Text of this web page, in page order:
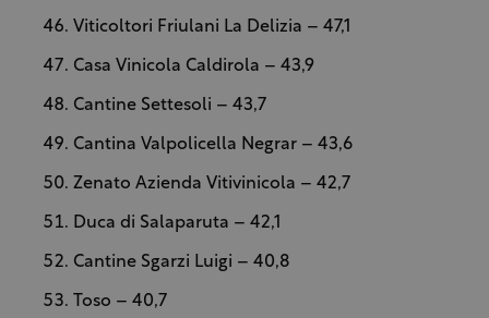
Viticoltori Friulani La Delizia – 47,1
Casa Vinicola Caldirola – 43,9
Cantine Settesoli – 43,7
Cantina Valpolicella Negrar – 43,6
Zenato Azienda Vitivinicola – 42,7
Duca di Salaparuta – 42,1
Cantine Sgarzi Luigi – 40,8
Toso – 40,7